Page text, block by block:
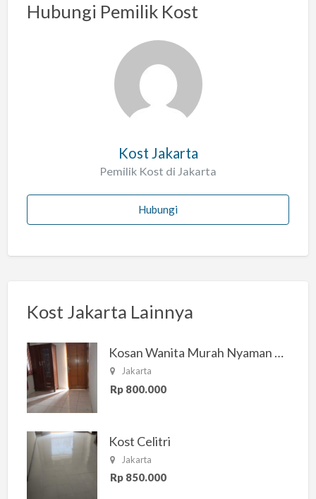
s
Hubungi Pemilik Kost
Kost Jakarta
Pemilik Kost di Jakarta
Hubungi
Kost Jakarta Lainnya
Kosan Wanita Murah Nyaman di Jakarta Selatan
Jakarta
Rp 800.000
Kost Celitri
Jakarta
Rp 850.000